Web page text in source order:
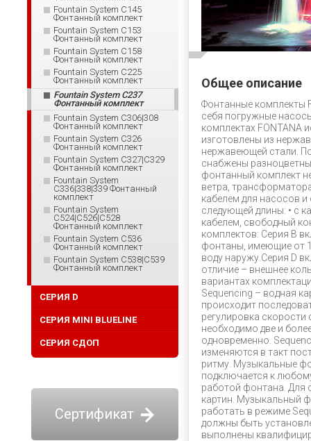
Общее описание
Фонтанные комплекты
себя погружные
комплектах
изготовлены из
нержавеющей стали.
снабжены
фонтанный комплект
ветра,
кабелем для насосов
следующей длины: • с
кабелем, свободный
комплектов: Серия B
фонтаны, имеющие от 1
воду наружу.Серия D
отличие – внешнее
вариантах
Sequencing – водная
происходит
регулировка
необходимо две и
одновременно.
изменяются в такт
ритму. Музыкальные
подключается к
работой фонтана. Для
картин. Музыкальный
работать в режиме
должны быть
выполнены
Fountain System C145
Фонтанный комплект
Fountain System C153
Фонтанный комплект
Fountain System C158
Фонтанный комплект
Fountain System C225
Фонтанный комплект
Fountain System C237
Фонтанный комплект
Fountain System C306|308
Фонтанный комплект
Fountain System C326
Фонтанный комплект
Fountain System C327|C329
Фонтанный комплект
Fountain System
C336|338|339 Фонтанный
комплект
Fountain System
C524|C526|C528
Фонтанный комплект
Fountain System C536
Фонтанный комплект
Fountain System C538|C539
Фонтанный комплект
СЕРИЯ D
СЕРИЯ MINI BLUELINE
СЕРИЯ СДОП
Сертификат